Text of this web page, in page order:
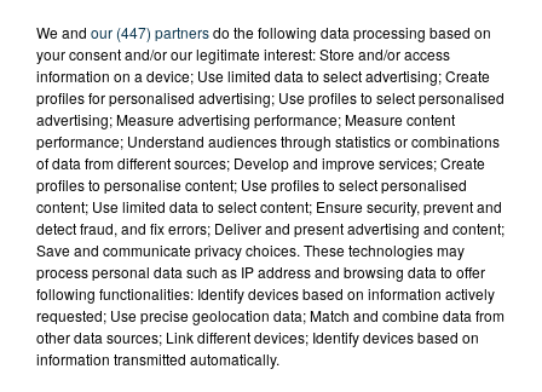
LA BOUM DÉBARQUE À SAINT-ETIENNE !
We and our (447) partnersdo the following data processing based on
your consent and/or our legitimate interest: Store and/or access
information on a device; Use limited data to select advertising; Create
profiles for personalised advertising; Use profiles to select personalised
advertising; Measure advertising performance; Measure content
performance; Understand audiences through statistics or combinations
of data from different sources; Develop and improve services; Create
profiles to personalise content; Use profiles to select personalised
content; Use limited data to select content; Ensure security, prevent and
detect fraud, and fix errors; Deliver and present advertising and content;
Save and communicate privacy choices. These technologies may
process personal data such as IP address and browsing data to offer
following functionalities: Identify devices based on information actively
requested; Use precise geolocation data; Match and combine data from
other data sources; Link different devices; Identify devices based on
information transmitted automatically.